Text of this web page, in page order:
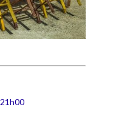
21h00